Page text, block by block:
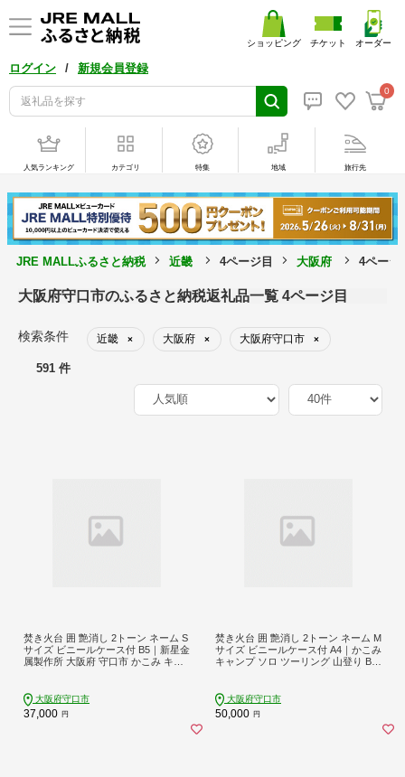
ログイン / 新規会員登録
0
ショッピング チケット オーダー
人気ランキング カテゴリ 特集 地域 旅行先
JRE MALLふるさと納税 近畿 4ページ目 大阪府 4ページ
大阪府守口市のふるさと納税返礼品一覧 4ページ目
検索条件 近畿 × 大阪府 × 大阪府守口市 ×
591 件
焚き火台 囲 艶消し 2トーン ネーム S
サイズ ビニールケース付 B5｜新星金
属製作所 大阪府 守口市 かこみ キャ
り畳み コンパクト 軽量 [0910]
大阪府守口市
37,000 円
焚き火台 囲 艶消し 2トーン ネーム M
サイズ ビニールケース付 A4｜かこみ
キャンプ ソロ ツーリング 山登り BB
属製作所 大阪府 守口市 [0227]
大阪府守口市
50,000 円